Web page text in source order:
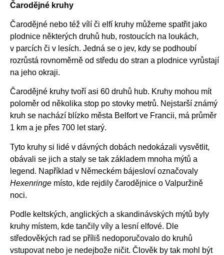
Čarodějné kruhy
Čarodějné nebo též vílí či elfí kruhy můžeme spatřit jako
plodnice některých druhů hub, rostoucích na loukách,
v parcích či v lesích. Jedná se o jev, kdy se podhoubí
rozrůstá rovnoměrně od středu do stran a plodnice vyrůstají
na jeho okraji.
Čarodějné kruhy tvoří asi 60 druhů hub. Kruhy mohou mít
poloměr od několika stop po stovky metrů. Nejstarší známý
kruh se nachází blízko města Belfort ve Francii, má průměr
1 km a je přes 700 let starý.
Tyto kruhy si lidé v dávných dobách nedokázali vysvětlit,
obávali se jich a staly se tak základem mnoha mýtů a
legend. Například v Německém bájesloví označovaly
Hexenringe místo, kde rejdily čarodějnice o Valpuržině
noci.
Podle keltských, anglických a skandinávských mýtů byly
kruhy místem, kde tančily víly a lesní elfové. Dle
středověkých rad se příliš nedoporučovalo do kruhů
vstupovat nebo je nedejbože ničit. Člověk by tak mohl být